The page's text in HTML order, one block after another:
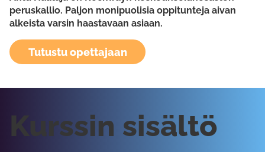
peruskallio. Paljon monipuolisia oppitunteja aivan
alkeista varsin haastavaan asiaan.
Tutustu opettajaan
Kurssin sisältö